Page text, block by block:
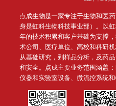
点成生物是一家专注于生物和医
身是虹科生物科技事业部）。
以
年的技术积累和客户基础为支撑
术公司、医疗单位、高校和科研
从基础研究，到样品分析，及药
和安全。点成主要业务范围涵盖
仪器和实验室设备、微流控系统和